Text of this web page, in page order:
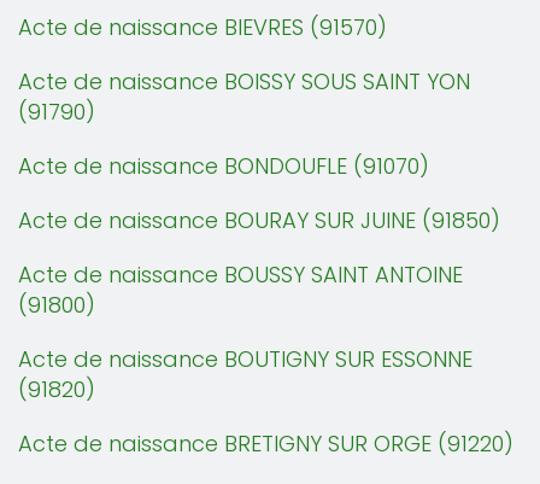
Acte de naissance BIEVRES (91570)
Acte de naissance BOISSY SOUS SAINT YON
(91790)
Acte de naissance BONDOUFLE (91070)
Acte de naissance BOURAY SUR JUINE (91850)
Acte de naissance BOUSSY SAINT ANTOINE
(91800)
Acte de naissance BOUTIGNY SUR ESSONNE
(91820)
Acte de naissance BRETIGNY SUR ORGE (91220)